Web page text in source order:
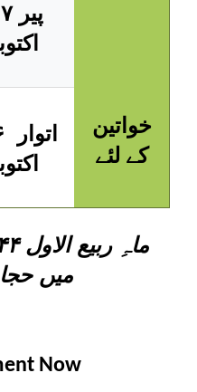
میں
خواتین
کے لئے
Now